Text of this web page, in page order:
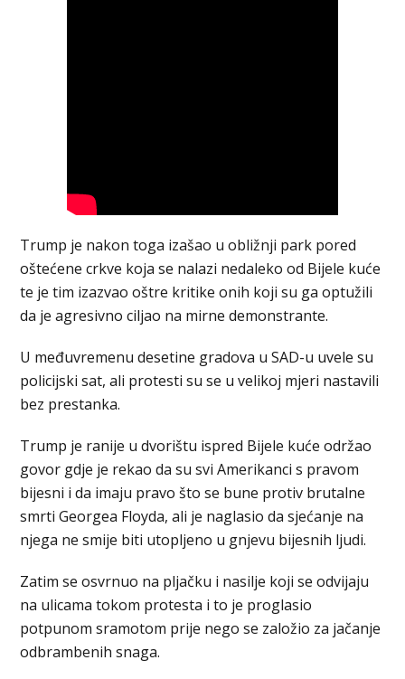
Trump je nakon toga izašao u obližnji park pored
oštećene crkve koja se nalazi nedaleko od Bijele kuće
te je tim izazvao oštre kritike onih koji su ga optužili
da je agresivno ciljao na mirne demonstrante.
U međuvremenu desetine gradova u SAD-u uvele su
policijski sat, ali protesti su se u velikoj mjeri nastavili
bez prestanka.
Trump je ranije u dvorištu ispred Bijele kuće održao
govor gdje je rekao da su svi Amerikanci s pravom
bijesni i da imaju pravo što se bune protiv brutalne
smrti Georgea Floyda, ali je naglasio da sjećanje na
njega ne smije biti utopljeno u gnjevu bijesnih ljudi.
Zatim se osvrnuo na pljačku i nasilje koji se odvijaju
na ulicama tokom protesta i to je proglasio
potpunom sramotom prije nego se založio za jačanje
odbrambenih snaga.